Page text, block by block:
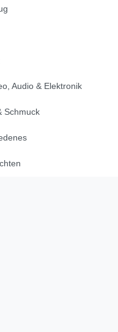
Audio & Elektronik
Schmuck